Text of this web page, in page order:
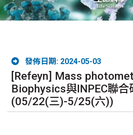
發佈日期: 2024-05-03
[Refeyn] Mass
Biophysics與INPEC聯合
(05/22(三)-5/25(六))